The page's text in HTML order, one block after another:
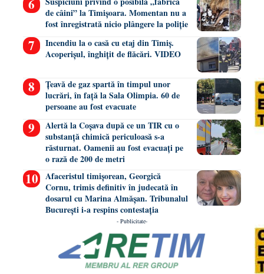
de câini” la Timișoara. Momentan nu a
fost înregistrată nicio plângere la poliție
Incendiu la o casă cu etaj din Timiș.
Acoperișul, înghițit de flăcări. VIDEO
Țeavă de gaz spartă în timpul unor
lucrări, în față la Sala Olimpia. 60 de
persoane au fost evacuate
Alertă la Coșava după ce un TIR cu o
substanță chimică periculoasă s-a
răsturnat. Oamenii au fost evacuați pe
o rază de 200 de metri
Afaceristul timișorean, Georgică
Cornu, trimis definitiv în judecată în
dosarul cu Marina Almășan. Tribunalul
București i-a respins contestația
- Publicitate-